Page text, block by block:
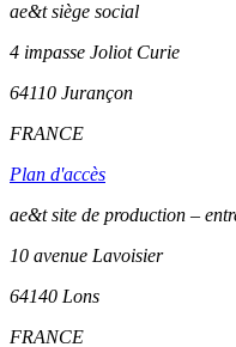
ae&tsiège social
4 impasse Joliot Curie
64110 Jurançon
FRANCE
Plan d'accès
ae&t site de production –
10 avenue Lavoisier
64140 Lons
FRANCE